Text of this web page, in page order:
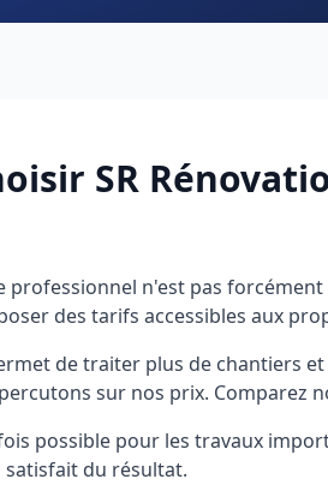
SR
professionnel n'est pas
des tarifs accessibles aux
de traiter plus de chantiers
sur nos prix. Comparez
possible pour les travaux
du résultat.